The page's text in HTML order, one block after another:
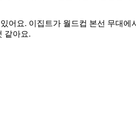
어요. 이집트가 월드컵 본선 무대
같아요.